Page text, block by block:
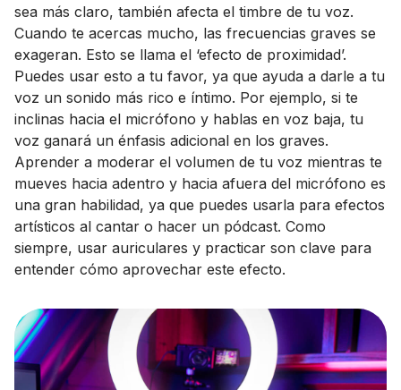
sea más claro, también afecta el timbre de tu voz.
Cuando te acercas mucho, las frecuencias graves se
exageran. Esto se llama el ‘efecto de proximidad’.
Puedes usar esto a tu favor, ya que ayuda a darle a tu
voz un sonido más rico e íntimo. Por ejemplo, si te
inclinas hacia el micrófono y hablas en voz baja, tu
voz ganará un énfasis adicional en los graves.
Aprender a moderar el volumen de tu voz mientras te
mueves hacia adentro y hacia afuera del micrófono es
una gran habilidad, ya que puedes usarla para efectos
artísticos al cantar o hacer un pódcast. Como
siempre, usar auriculares y practicar son clave para
entender cómo aprovechar este efecto.